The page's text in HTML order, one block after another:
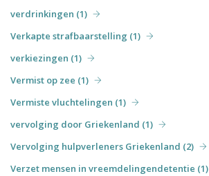
verdrinkingen (1)
Verkapte strafbaarstelling (1)
verkiezingen (1)
Vermist op zee (1)
Vermiste vluchtelingen (1)
vervolging door Griekenland (1)
Vervolging hulpverleners Griekenland (2)
Verzet mensen in vreemdelingendetentie (1)